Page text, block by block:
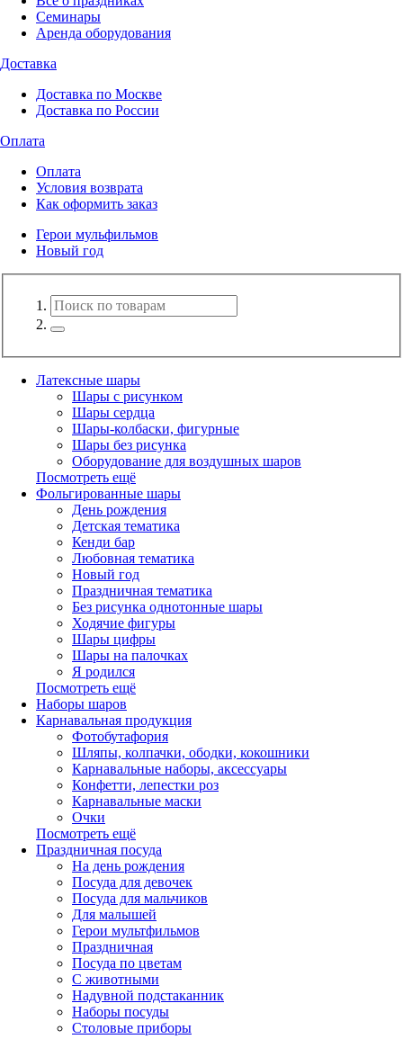
Семинары
Аренда оборудования
Доставка
Доставка по Москве
Доставка по России
Оплата
Оплата
Условия возврата
Как оформить заказ
Герои мульфильмов
Новый год
Латексные шары
Шары с рисунком
Шары сердца
Шары-колбаски, фигурные
Шары без рисунка
Оборудование для воздушных шаров
Посмотреть ещё
Фольгированные шары
День рождения
Детская тематика
Кенди бар
Любовная тематика
Новый год
Праздничная тематика
Без рисунка однотонные шары
Ходячие фигуры
Шары цифры
Шары на палочках
Я родился
Посмотреть ещё
Наборы шаров
Карнавальная продукция
Фотобутафория
Шляпы, колпачки, ободки, кокошники
Карнавальные наборы, аксессуары
Конфетти, лепестки роз
Карнавальные маски
Очки
Посмотреть ещё
Праздничная посуда
На день рождения
Посуда для девочек
Посуда для мальчиков
Для малышей
Герои мультфильмов
Праздничная
Посуда по цветам
С животными
Надувной подстаканник
Наборы посуды
Столовые приборы